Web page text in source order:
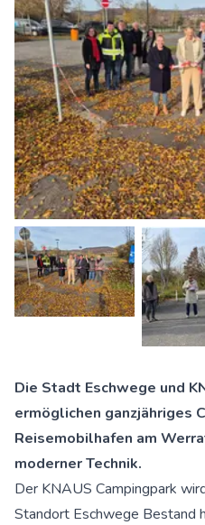
Die Stadt Eschwege und
ermöglichen ganzjähriges
Reisemobilhafen am
moderner Technik.
Der KNAUS Campingpark
Standort Eschwege Bestand